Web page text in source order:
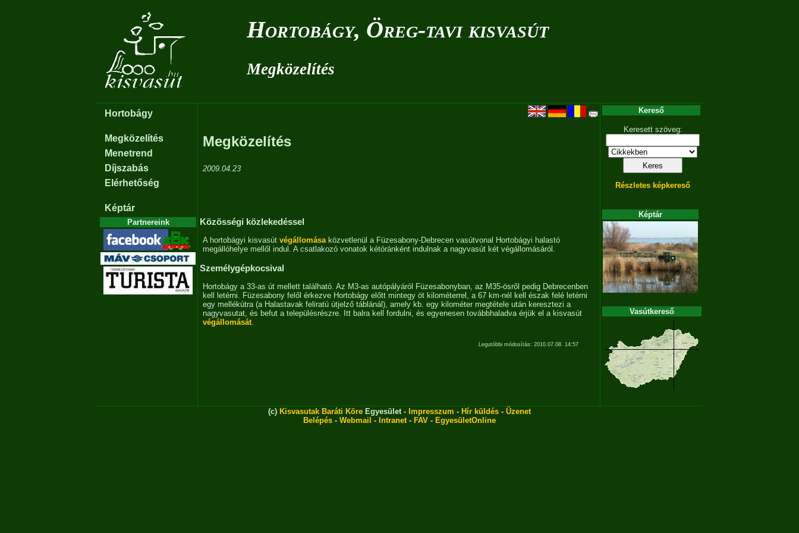
Hortobágy, Öreg-tavi kisvasút
Megközelítés
Hortobágy
Megközelítés
Menetrend
Díjszabás
Elérhetőség
Képtár
Partnereink
Megközelítés
2009.04.23
Közösségi közlekedéssel
A hortobágyi kisvasút végállomásaközvetlenül a Füzesabony-Debrecen vasútvonal Hortobágyi halastó
megállóhelye mellől indul. A csatlakozó vonatok kétóránként indulnak a nagyvasút két végállomásáról.
Személygépkocsival
Hortobágy a 33-as út mellett található. Az M3-as autópályáról Füzesabonyban, az M35-ösről pedig Debrecenben
kell letérni. Füzesabony felől érkezve Hortobágy előtt mintegy öt kilométerrel, a 67 km-nél kell észak felé letérni
egy mellékútra (a Halastavak feliratú útjelző táblánál), amely kb. egy kilométer megtétele után keresztezi a
nagyvasutat, és befut a településrészre. Itt balra kell fordulni, és egyenesen továbbhaladva érjük el a kisvasút
végállomását
Legutóbbi módosítás: 2010.07.08. 14:57
Kereső
Keresett szöveg:
Részletes képkereső
Képtár
Vasútkereső
(c) Kisvasutak Baráti Köre Egyesület - Impresszum - Hír küldés - Üzenet
Belépés - Webmail - Intranet- FAV - EgyesületOnline